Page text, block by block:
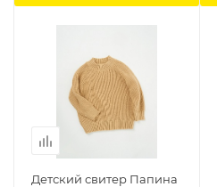
Детский свитер Папина